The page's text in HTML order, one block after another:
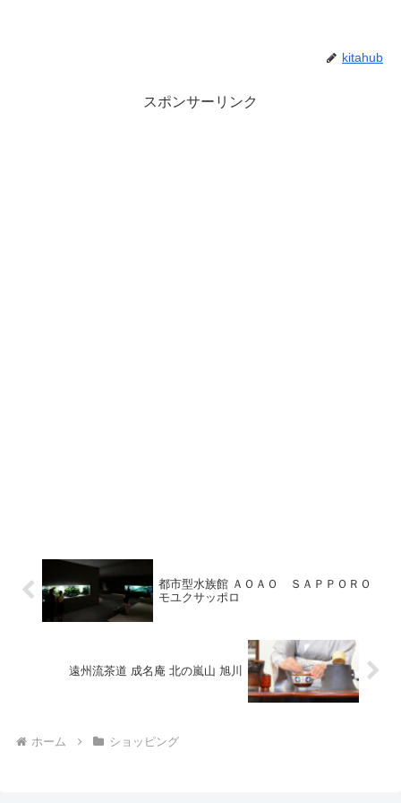
kitahub
スポンサーリンク
都市型水族館 ＡＯＡＯ ＳＡＰＰＯＲＯ
モユクサッポロ
遠州流茶道 成名庵 北の嵐山 旭川
ホーム ショッピング